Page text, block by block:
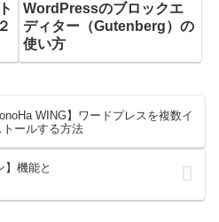
WordPressのブロックエ
ディター（Gutenberg）の
使い方
WING】ワードプレスを複数イ
トールする方法
】機能と